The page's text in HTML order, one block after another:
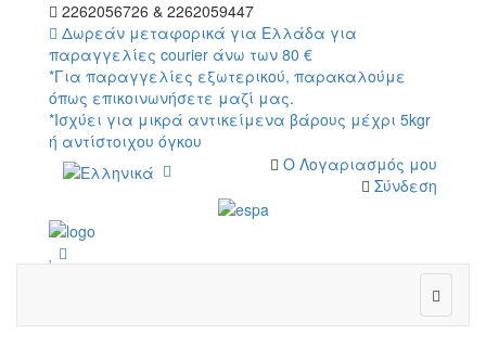
2262056726 & 2262059447
Δωρεάν μεταφορικά για Ελλάδα για
παραγγελίες courier άνω των 80 €
*Για παραγγελίες εξωτερικού, παρακαλούμε
όπως επικοινωνήσετε μαζί μας.
*Ισχύει για μικρά αντικείμενα βάρους μέχρι 5kgr
ή αντίστοιχου όγκου
Ο Λογαριασμός μου
Σύνδεση
wish
cart
wish